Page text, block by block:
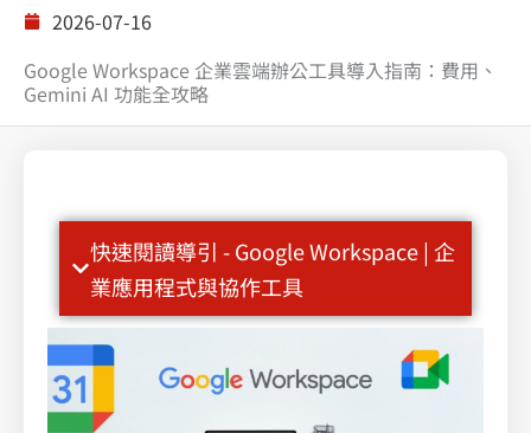
2026-07-16
Google Workspace 企業雲端辦公工具導入指南：費用、
Gemini AI 功能全攻略
快速閱讀導引 - Google Workspace | 企
業應用程式與協作工具